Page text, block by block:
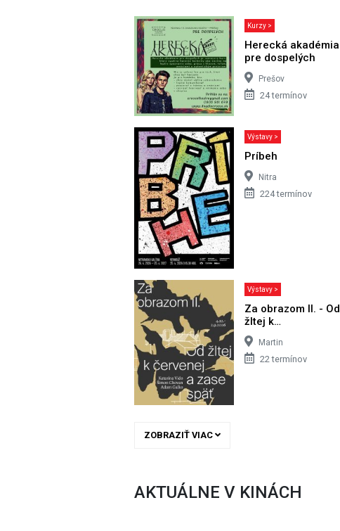
Kurzy >
Herecká akadémia
pre dospelých
Prešov
24 termínov
Výstavy >
Príbeh
Nitra
224 termínov
Výstavy >
Za obrazom II. - Od
žltej k…
Martin
22 termínov
ZOBRAZIŤ VIAC
AKTUÁLNE V KINÁCH